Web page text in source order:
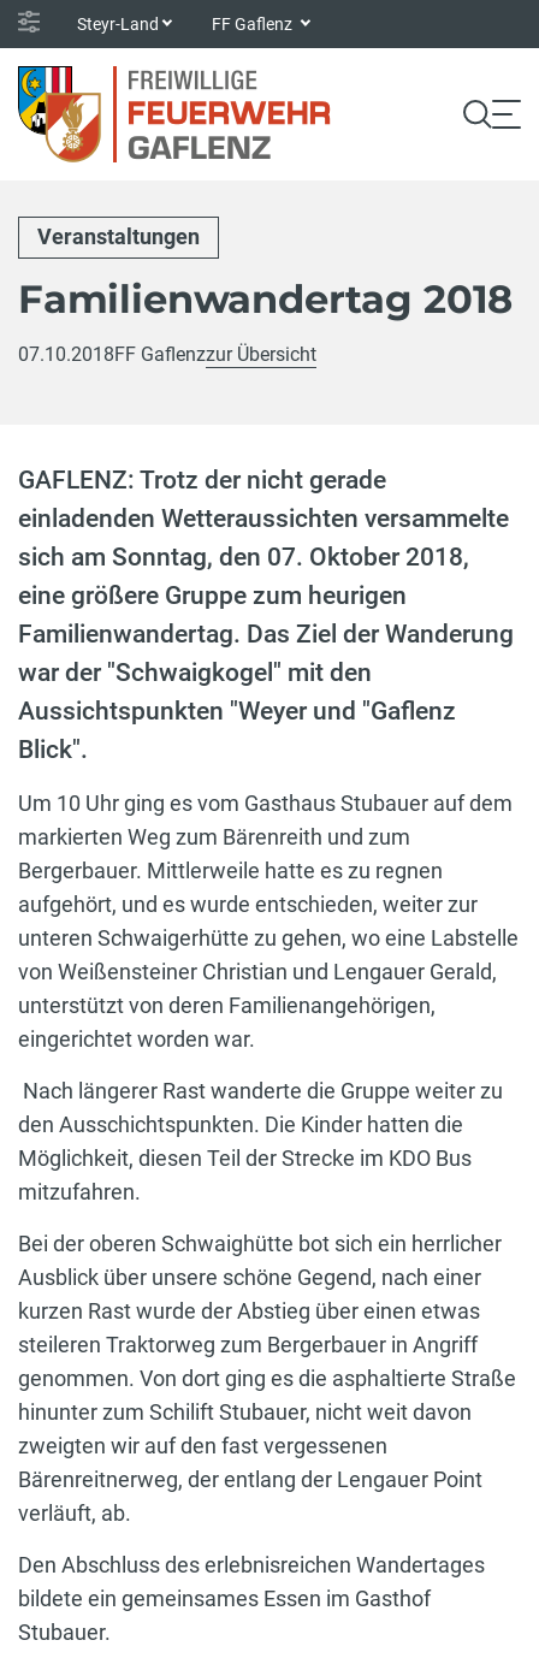
Steyr-Land FF Gaflenz
Veranstaltungen
Familienwandertag 2018
07.10.2018FF Gaflenzzur Übersicht
GAFLENZ: Trotz der nicht gerade
einladenden Wetteraussichten versammelte
sich am Sonntag, den 07. Oktober 2018,
eine größere Gruppe zum heurigen
Familienwandertag. Das Ziel der Wanderung
war der "Schwaigkogel" mit den
Aussichtspunkten "Weyer und "Gaflenz
Blick".
Um 10 Uhr ging es vom Gasthaus Stubauer auf dem
markierten Weg zum Bärenreith und zum
Bergerbauer. Mittlerweile hatte es zu regnen
aufgehört, und es wurde entschieden, weiter zur
unteren Schwaigerhütte zu gehen, wo eine Labstelle
von Weißensteiner Christian und Lengauer Gerald,
unterstützt von deren Familienangehörigen,
eingerichtet worden war.
Nach längerer Rast wanderte die Gruppe weiter zu
den Ausschichtspunkten. Die Kinder hatten die
Möglichkeit, diesen Teil der Strecke im KDO Bus
mitzufahren.
Bei der oberen Schwaighütte bot sich ein herrlicher
Ausblick über unsere schöne Gegend, nach einer
kurzen Rast wurde der Abstieg über einen etwas
steileren Traktorweg zum Bergerbauer in Angriff
genommen. Von dort ging es die asphaltierte Straße
hinunter zum Schilift Stubauer, nicht weit davon
zweigten wir auf den fast vergessenen
Bärenreitnerweg, der entlang der Lengauer Point
verläuft, ab.
Den Abschluss des erlebnisreichen Wandertages
bildete ein gemeinsames Essen im Gasthof
Stubauer.